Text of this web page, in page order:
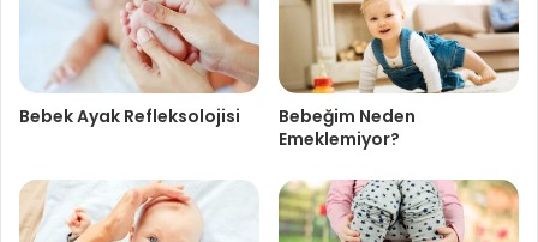
Bebek Ayak Refleksolojisi
Bebeğim Neden
Emeklemiyor?